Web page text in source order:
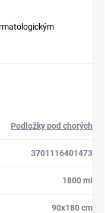
Podložky pod chorých
3701116401473
1800 ml
90x180 cm